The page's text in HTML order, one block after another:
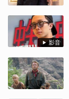
影音